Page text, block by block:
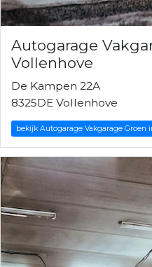
Autogarage
Vollenhove
De Kampen 22A
8325DE Vollenhove
bekijk Autogarage Vakgarage Groen